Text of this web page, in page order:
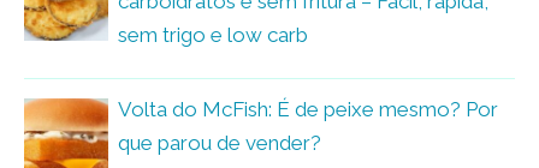
sem trigo e low carb
Volta do McFish: É de peixe mesmo? Por
que parou de vender?